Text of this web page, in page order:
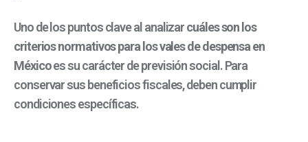
Uno de los puntos clave al analizarcuáles son los
criterios normativos para los vales de despensa en
Méxicoes su carácter de previsión social.Para
conservar sus beneficios fiscales, deben cumplir
condiciones específicas.